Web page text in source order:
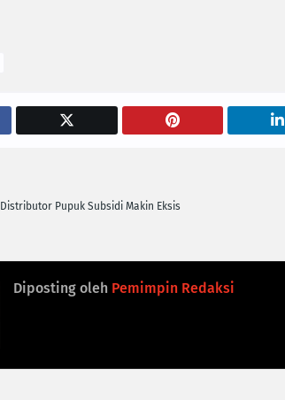
Pupuk Subsidi Makin Eksis
Diposting oleh Pemimpin Redaksi